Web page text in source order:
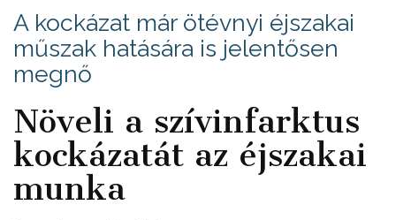
A kockázat már ötévnyi éjszakai
műszak hatására is jelentősen
megnő
Növeli a szívinfarktus
kockázatát az éjszakai
munka